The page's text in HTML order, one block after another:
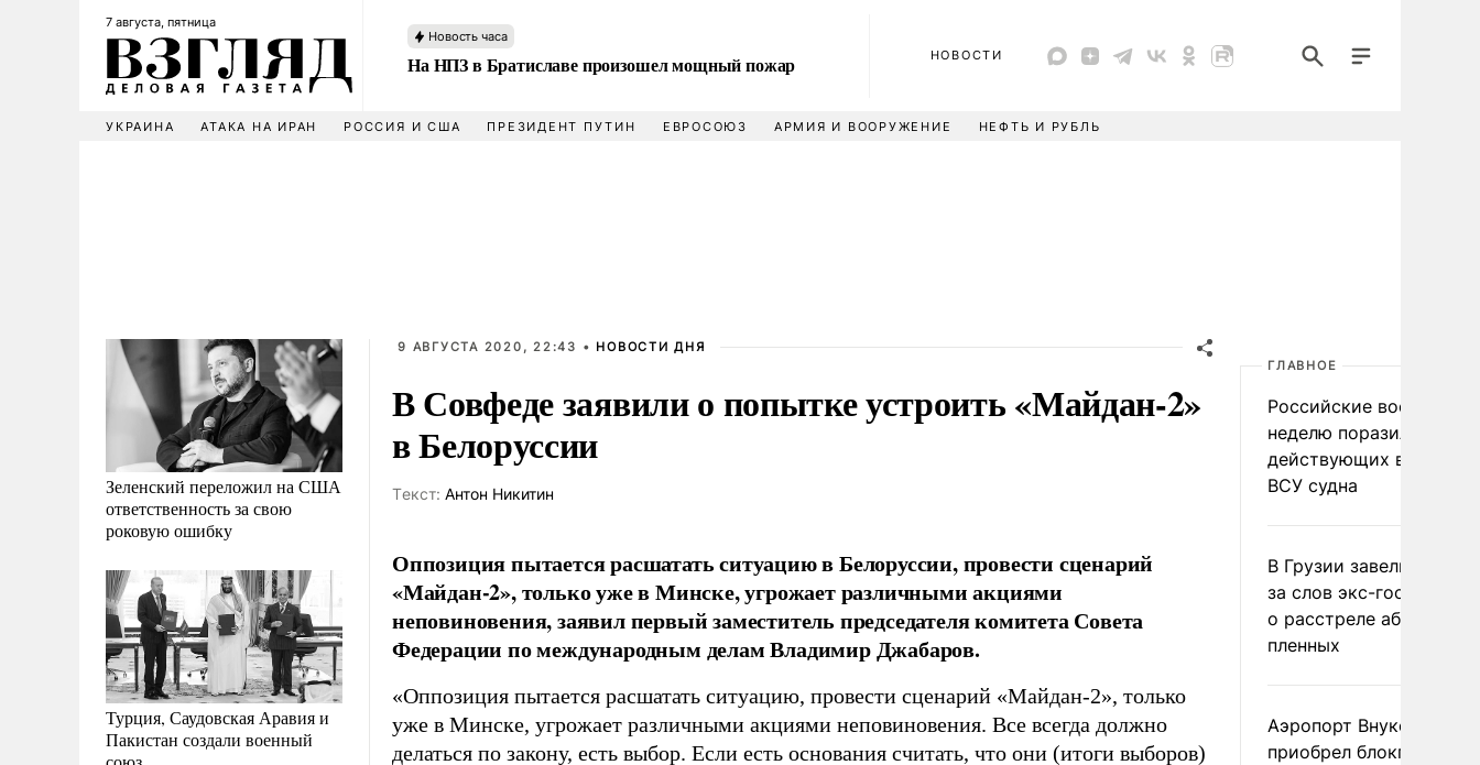
7 августа, пятница
Новость часа
На НПЗ в Братиславе произошел мощный пожар НОВОСТИ
УКРАИНА АТАКА НА ИРАН РОССИЯ И США ПРЕЗИДЕНТ ПУТИН ЕВРОСОЮЗ АРМИЯ И ВООРУЖЕНИЕ НЕФТЬ И РУБЛЬ
Зеленский переложил на США
ответственность за свою
роковую ошибку
Турция, Саудовская Аравия и
Пакистан создали военный
9 АВГУСТА 2020, 22:43 • НОВОСТИ ДНЯ
В Совфеде заявили о попытке устроить «Майдан-2»
в Белоруссии
Tекст: Антон Никитин
Оппозиция пытается расшатать ситуацию в Белоруссии, провести сценарий
«Майдан-2», только уже в Минске, угрожает различными акциями
неповиновения, заявил первый заместитель председателя комитета Совета
Федерации по международным делам Владимир Джабаров.
«Оппозиция пытается расшатать ситуацию, провести сценарий «Майдан-2», только
уже в Минске, угрожает различными акциями неповиновения. Все всегда должно
делаться по закону, есть выбор. Если есть основания считать, что они (итоги выборов)
ГЛАВНОЕ
Российские военные за
неделю поразили 34
действующих в
ВСУ судна
В Грузии завели дело
за слов экс-
о расстреле абхазских
пленных
Аэропорт Внуково
приобрел блокпакет